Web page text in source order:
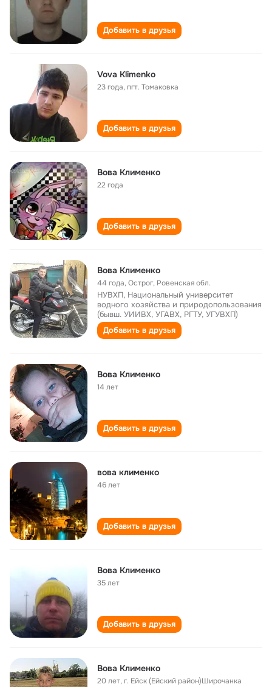
Добавить в друзья
Vova Klimenko
23 года,пгт. Томаковка
Добавить в друзья
Вова Клименко
22 года
Добавить в друзья
Вова Клименко
44 года,Острог, Ровенская обл.
НУВХП, Национальный университет
водного хозяйства и природопользования
(бывш. УИИВХ, УГАВХ, РГТУ, УГУВХП)
Добавить в друзья
Вова Клименко
14 лет
Добавить в друзья
вова клименко
46 лет
Добавить в друзья
Вова Клименко
35 лет
Добавить в друзья
Вова Клименко
20 лет,г. Ейск (Ейский район)Широчанка